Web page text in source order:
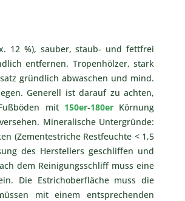
12 %), sauber, staub- und fettfrei
entfernen. Tropenhölzer, stark
gründlich abwaschen und mind.
Generell ist darauf zu achten,
mit 150er-180erKörnung
versehen. Mineralische Untergründe:
(Zementestriche Restfeuchte < 1,5
des Herstellers geschliffen und
dem Reinigungsschliff muss eine
Die Estrichoberfläche muss die
mit einem entsprechenden